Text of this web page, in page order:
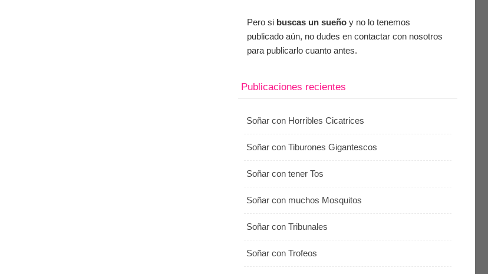
Pero si buscas un sueño y no lo tenemos
publicado aún, no dudes en contactar con nosotros
para publicarlo cuanto antes.
Publicaciones recientes
Soñar con Horribles Cicatrices
Soñar con Tiburones Gigantescos
Soñar con tener Tos
Soñar con muchos Mosquitos
Soñar con Tribunales
Soñar con Trofeos